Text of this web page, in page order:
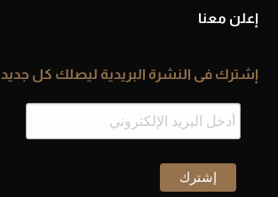
إعلن معنا
إشترك فى النشرة البريدية ليصلك كل جديد